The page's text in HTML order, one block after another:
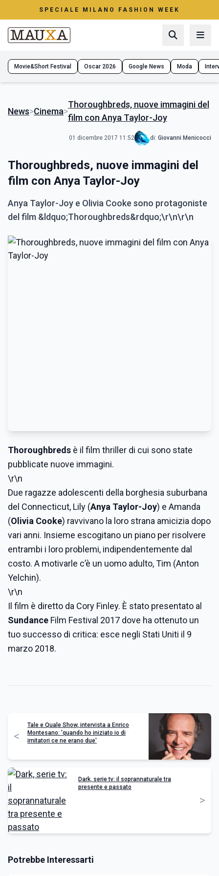
SPECIALE MILANO FASHION WEEK
Movie&Short Festival Oscar 2026 Google News Moda
News>Cinema>
Thoroughbreds, nuove immagini del
film con Anya Taylor-Joy
01 dicembre 2017 11:52 di: Giovanni Menicocci
Thoroughbreds, nuove immagini del
film con Anya Taylor-Joy
Anya Taylor-Joy e Olivia Cooke sono protagoniste
del film &ldquo;Thoroughbreds&rdquo;\r\n\r\n
Thoroughbreds è il film thriller di cui sono state
pubblicate nuove immagini.
\r\n
Due ragazze adolescenti della borghesia suburbana
del Connecticut, Lily (Anya Taylor-Joy) e Amanda
(Olivia Cooke) ravvivano la loro strana amicizia dopo
vari anni. Insieme escogitano un piano per risolvere
entrambi i loro problemi, indipendentemente dal
costo. A motivarle c’è un uomo adulto, Tim (Anton
Yelchin).
\r\n
Il film è diretto da Cory Finley. È stato presentato al
Sundance Film Festival 2017 dove ha ottenuto un
tuo successo di critica: esce negli Stati Uniti il 9
marzo 2018.
<
Tale e Quale Show, intervista a Enrico
Montesano: 'quando ho iniziato io di
imitatori ce ne erano due'
Dark, serie tv: il soprannaturale tra
presente e passato
>
Potrebbe Interessarti